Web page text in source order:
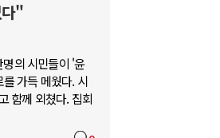
다"
의 시민들이 '윤
가득 메웠다. 시
함께 외쳤다. 집회